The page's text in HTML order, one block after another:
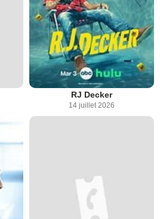
RJ Decker
14 juillet 2026